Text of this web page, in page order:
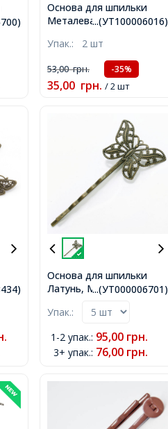
...(УТ100006016)
Основа для шпильки
Металева, Колір:
42x28x10мм,
Упак.: 2 шт
53,00грн. -35%
35,00 грн. / 2 шт
...(УТ000006701)
Основа для шпильки
Латунь, Метелик, Колір:
Довжина 65мм, Ширина
Упак.:
1-2 упак.: 95,00 грн.
3+ упак.: 76,00 грн.